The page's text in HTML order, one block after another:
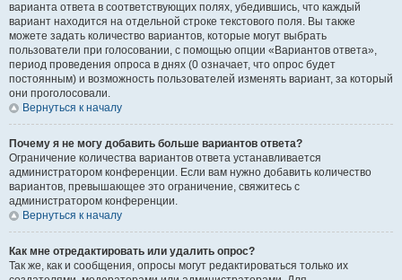
варианта ответа в соответствующих полях, убедившись, что каждый
вариант находится на отдельной строке текстового поля. Вы также
можете задать количество вариантов, которые могут выбрать
пользователи при голосовании, с помощью опции «Вариантов ответа»,
период проведения опроса в днях (0 означает, что опрос будет
постоянным) и возможность пользователей изменять вариант, за который
они проголосовали.
Вернуться к началу
Почему я не могу добавить больше вариантов ответа?
Ограничение количества вариантов ответа устанавливается
администратором конференции. Если вам нужно добавить количество
вариантов, превышающее это ограничение, свяжитесь с
администратором конференции.
Вернуться к началу
Как мне отредактировать или удалить опрос?
Так же, как и сообщения, опросы могут редактироваться только их